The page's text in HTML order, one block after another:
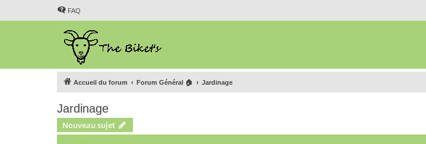
FAQ
Accueil du forum Forum Général 🏠 Jardinage
Jardinage
Nouveau sujet